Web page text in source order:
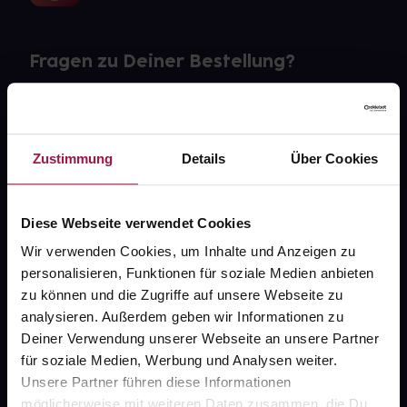
Zustimmung Details Über Cookies
Diese Webseite verwendet Cookies
Wir verwenden Cookies, um Inhalte und Anzeigen zu
personalisieren, Funktionen für soziale Medien anbieten
zu können und die Zugriffe auf unsere Webseite zu
analysieren. Außerdem geben wir Informationen zu
Deiner Verwendung unserer Webseite an unsere Partner
für soziale Medien, Werbung und Analysen weiter.
Unsere Partner führen diese Informationen
Fragen zu Deiner Bestellung?
Über uns
Karriere